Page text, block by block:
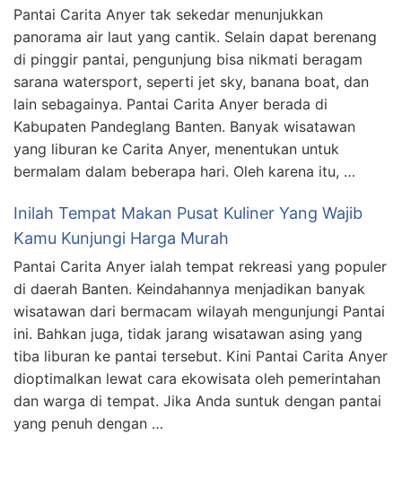
Pantai Carita Anyer tak sekedar menunjukkan
panorama air laut yang cantik. Selain dapat berenang
di pinggir pantai, pengunjung bisa nikmati beragam
sarana watersport, seperti jet sky, banana boat, dan
lain sebagainya. Pantai Carita Anyer berada di
Kabupaten Pandeglang Banten. Banyak wisatawan
yang liburan ke Carita Anyer, menentukan untuk
bermalam dalam beberapa hari. Oleh karena itu, …
Inilah Tempat Makan Pusat Kuliner Yang Wajib
Kamu Kunjungi Harga Murah
Pantai Carita Anyer ialah tempat rekreasi yang populer
di daerah Banten. Keindahannya menjadikan banyak
wisatawan dari bermacam wilayah mengunjungi Pantai
ini. Bahkan juga, tidak jarang wisatawan asing yang
tiba liburan ke pantai tersebut. Kini Pantai Carita Anyer
dioptimalkan lewat cara ekowisata oleh pemerintahan
dan warga di tempat. Jika Anda suntuk dengan pantai
yang penuh dengan …